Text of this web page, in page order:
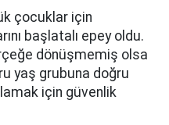
çocuklar için
başlatalı epey oldu.
dönüşmemiş olsa
yaş grubuna doğru
için güvenlik